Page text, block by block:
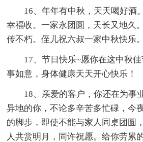
16、年年有中秋，天天喝好酒
幸福收。一家永团圆，天长又地久
传不朽。侄儿祝六叔一家中秋快乐。
17、节日快乐~愿你在这中秋
事如意，身体健康天天开心快乐！
18、亲爱的客户，你还在为事
异地的你，不论多辛苦多忙碌，今
的脚步，即使不能与家人同桌团圆
人共赏明月，同许祝愿。给你劳累